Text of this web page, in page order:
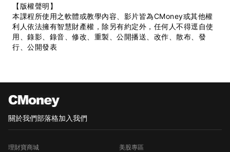
【版權聲明】
本課程所使用之軟體或教學內容、影片皆為CMoney或其他權
利人依法擁有智慧財產權，除另有約定外，任何人不得逕自使
用、錄影、錄音、修改、重製、公開播送、改作、散布、發
行、公開發表
關於我們部落格加入我們
理財寶商城 美股專區